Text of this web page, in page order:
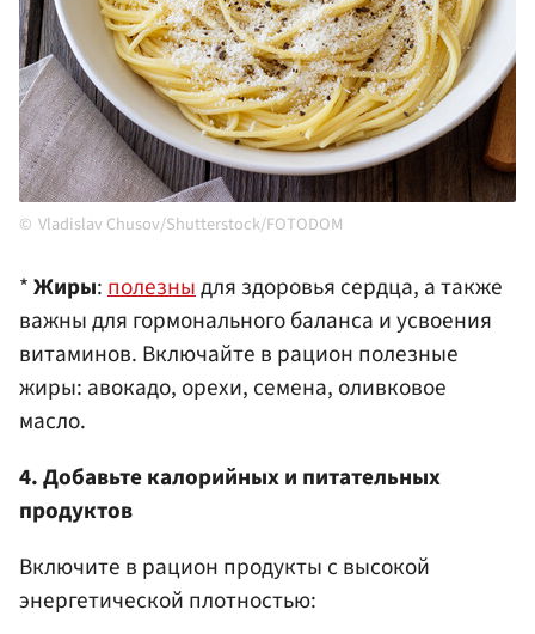
Vladislav Chusov/Shutterstock/FOTODOM
*Жиры:полезныдля здоровья сердца, а также
важны для гормонального баланса и усвоения
витаминов. Включайте в рацион полезные
жиры: авокадо, орехи, семена, оливковое
масло.
4. Добавьте калорийных и питательных
продуктов
Включите в рацион продукты с высокой
энергетической плотностью:​